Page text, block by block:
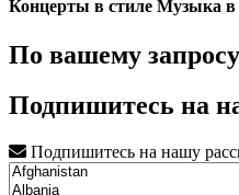
Концерты в стиле Музыка в
По вашему
Подпишитесь на
Подпишитесь на нашу